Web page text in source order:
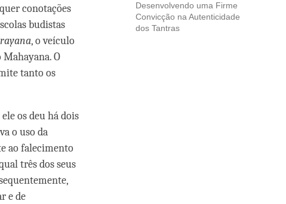
Desenvolvendo uma Firme
Convicção na Autenticidade
dos Tantras
conotações
budistas
, o veículo
O
tanto os
os deu há dois
o uso da
ao falecimento
três dos seus
e de